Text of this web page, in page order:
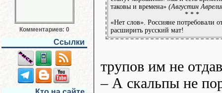
Комментариев: 0
Ссылки
таковы и времена» (Августин
* * *
«Нет слов». Россияне потребовали
расширить русский мат!
трупов им не
– А скальпы не